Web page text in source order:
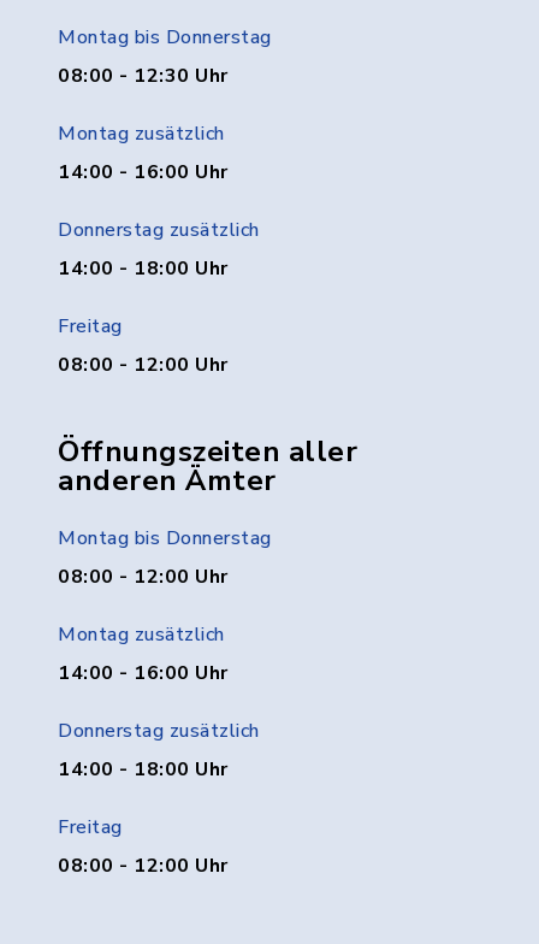
Montag bis Donnerstag
08:00 - 12:30 Uhr
Montag zusätzlich
14:00 - 16:00 Uhr
Donnerstag zusätzlich
14:00 - 18:00 Uhr
Freitag
08:00 - 12:00 Uhr
Öffnungszeiten aller
anderen Ämter
Montag bis Donnerstag
08:00 - 12:00 Uhr
Montag zusätzlich
14:00 - 16:00 Uhr
Donnerstag zusätzlich
14:00 - 18:00 Uhr
Freitag
08:00 - 12:00 Uhr